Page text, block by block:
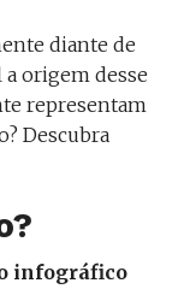
diante de
origem desse
representam
Descubra
infográfico